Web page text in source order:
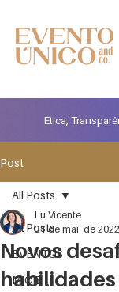
Ética,
Post
All Posts
EVENTOS
MICE
All Posts
Novos
habilidades
Lu Vicente
31 de mai. de 2022